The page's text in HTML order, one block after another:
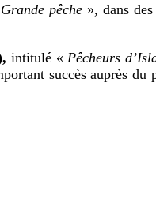
pêche», dans des
intitulé « Pêcheurs
succès auprès